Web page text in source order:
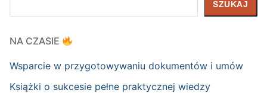
SZUKAJ
NA CZASIE
Wsparcie w przygotowywaniu dokumentów i umów
Książki o sukcesie pełne praktycznej wiedzy